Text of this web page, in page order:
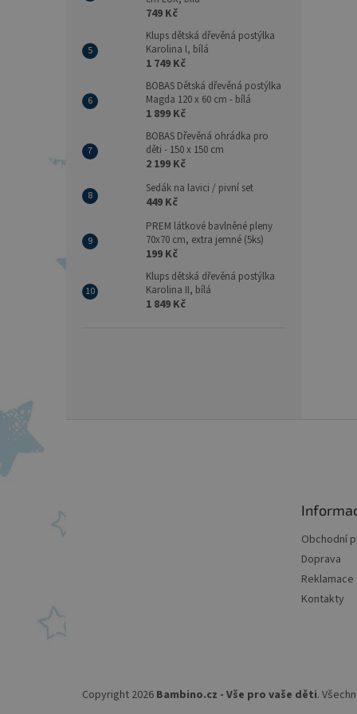
749 Kč
Klups dětská dřevěná postýlka
Karolina I, bílá
1 749 Kč
BOBAS Dětská dřevěná postýlka
Magda 120 x 60 cm - bílá
1 899 Kč
BOBAS Dřevěná ohrádka pro
děti - 150 x 150 cm
2 199 Kč
Sedák na lavici / pivní set
449 Kč
PREM látkové bavlněné pleny
70x70 cm, extra jemné (5ks)
199 Kč
Klups dětská dřevěná postýlka
Karolina II, bílá
1 849 Kč
p
a
Obchodní
Doprava
Reklamace
Kontakty
Copyright 2026 Bambino.cz - Vše pro vaše děti.